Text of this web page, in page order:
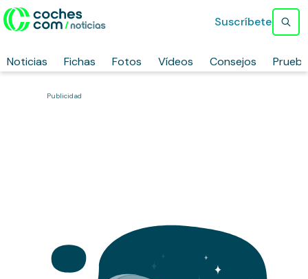
Noticias Fichas Fotos Vídeos Consejos
Suscríbete
Publicidad